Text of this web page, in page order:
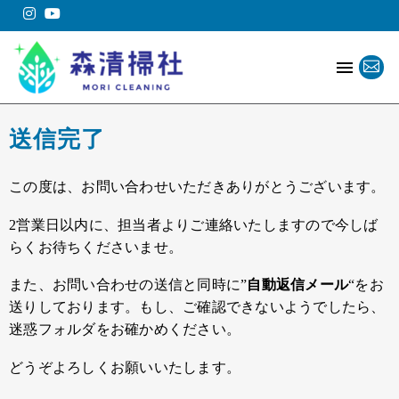
送信完了
この度は、お問い合わせいただきありがとうございます。
2営業日以内に、担当者よりご連絡いたしますので今しば
らくお待ちくださいませ。
また、お問い合わせの送信と同時に”自動返信メール“をお
送りしております。もし、ご確認できないようでしたら、
迷惑フォルダをお確かめください。
どうぞよろしくお願いいたします。